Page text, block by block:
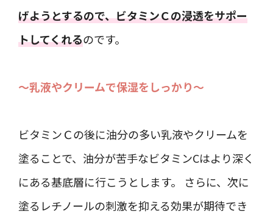
げようとするので、ビタミンＣの浸透をサポー
トしてくれるのです。
～乳液やクリームで保湿をしっかり～
ビタミンＣの後に油分の多い乳液やクリームを
塗ることで、油分が苦手なビタミンCはより深く
にある基底層に行こうとします。 さらに、次に
塗るレチノールの刺激を抑える効果が期待でき